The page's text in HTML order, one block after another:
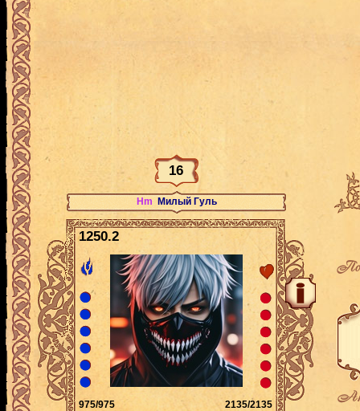
16
Hm Милый Гуль
1250.2
975/975 2135/2135